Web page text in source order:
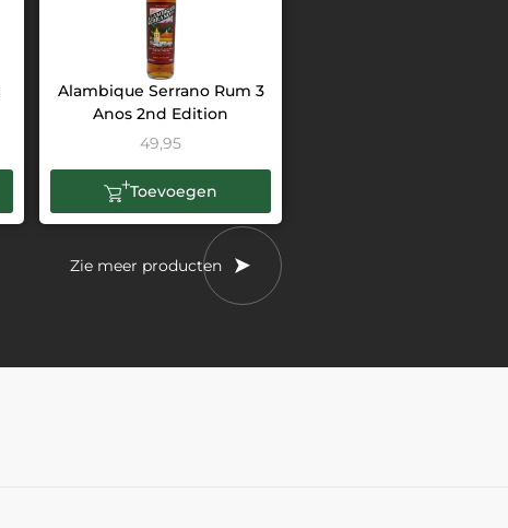
Alambique Serrano Rum 3
Anos 2nd Edition
49,95
Toevoegen
Zie meer producten